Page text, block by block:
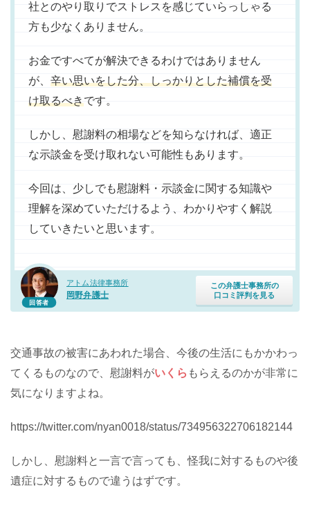
回答者
アトム法律事務所
岡野弁護士
この弁護士事務所の
口コミ評判を見る
社とのやり取りでストレスを感じていらっしゃる
方も少なくありません。
お金ですべてが解決できるわけではありません
が、 辛い思いをした分、しっかりとした補償を受
け取るべきです。
しかし、慰謝料の相場などを知らなければ、適正
な示談金を受け取れない可能性もあります。
今回は、少しでも慰謝料・示談金に関する知識や
理解を深めていただけるよう、わかりやすく解説
していきたいと思います。
交通事故の被害にあわれた場合、今後の生活にもかかわっ
てくるものなので、慰謝料がいくら もらえるのかが非常に
気になりますよね。
https://twitter.com/nyan0018/status/734956322706182144
しかし、慰謝料と一言で言っても、怪我に対するものや後
遺症に対するもので違うはずです。